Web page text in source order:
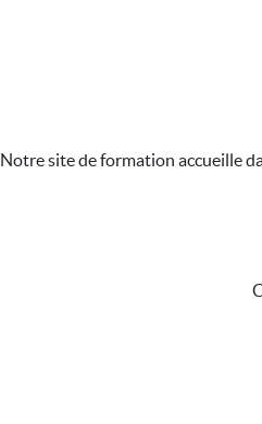
Notre site de formation accueille